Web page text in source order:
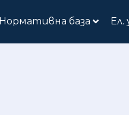
Нормативна база Ел.